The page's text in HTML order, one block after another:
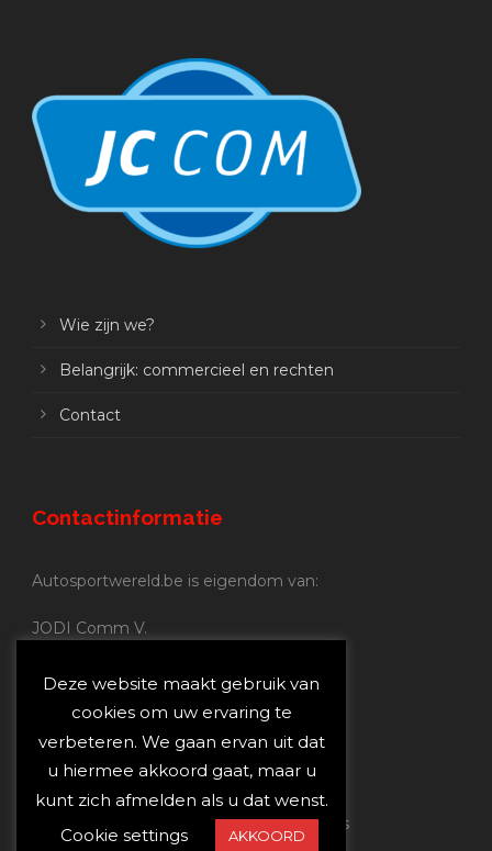
Wie zijn we?
Belangrijk: commercieel en rechten
Contact
Contactinformatie
Autosportwereld.be is eigendom van:
JODI Comm V.
Nijverheidsstraat 70
2160 Wommelgem
Autosportwereld.be:
Redactie:joost@autosportwereld.be
Verantwoordelijke uitgever: Joost Custers
Deze website maakt gebruik van
cookies om uw ervaring te
verbeteren. We gaan ervan uit dat
u hiermee akkoord gaat, maar u
kunt zich afmelden als u dat wenst.
Cookie settings
AKKOORD